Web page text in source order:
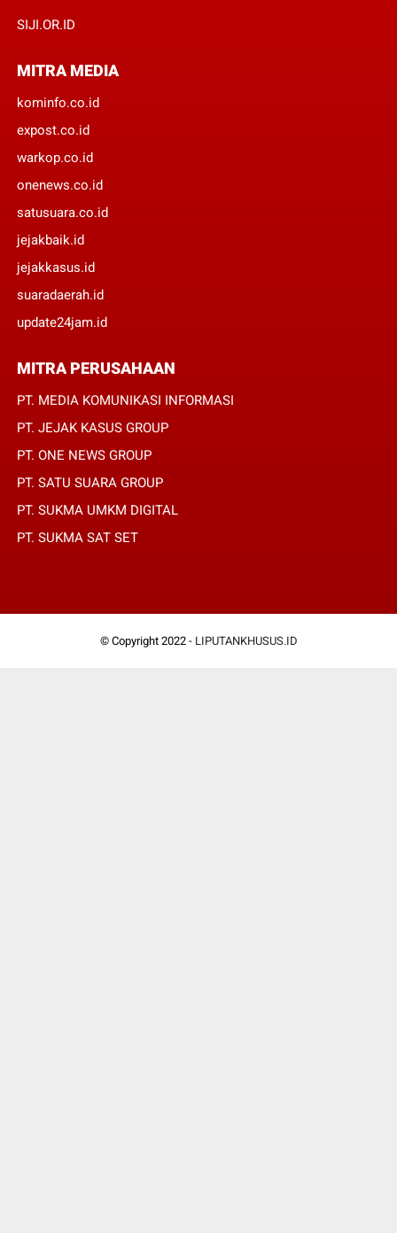
SIJI.OR.ID
MITRA MEDIA
kominfo.co.id
expost.co.id
warkop.co.id
onenews.co.id
satusuara.co.id
jejakbaik.id
jejakkasus.id
suaradaerah.id
update24jam.id
MITRA PERUSAHAAN
PT. MEDIA KOMUNIKASI INFORMASI
PT. JEJAK KASUS GROUP
PT. ONE NEWS GROUP
PT. SATU SUARA GROUP
PT. SUKMA UMKM DIGITAL
PT. SUKMA SAT SET
© Copyright 2022 - LIPUTANKHUSUS.ID